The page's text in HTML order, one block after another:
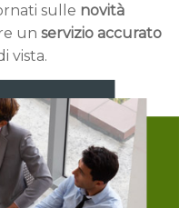
sulle novità
un servizio accurato
vista.